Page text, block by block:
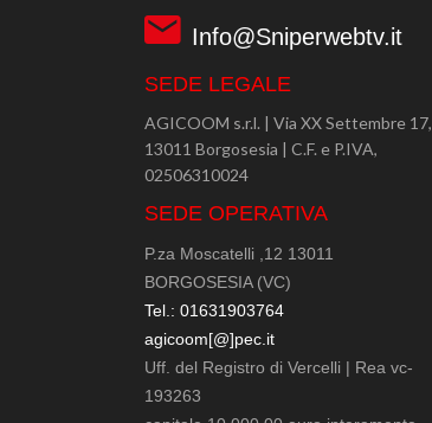
Info@Sniperwebtv.it
SEDE LEGALE
AGICOOM s.r.l. | Via XX Settembre 17,
13011 Borgosesia | C.F. e P.IVA,
02506310024
SEDE OPERATIVA
P.za Moscatelli ,12 13011
BORGOSESIA (VC)
Tel.: 01631903764
agicoom[@]pec.it
Uff. del Registro di Vercelli | Rea vc-
193263